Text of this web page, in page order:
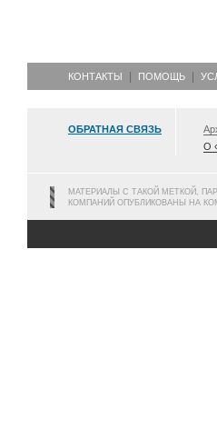
КОНТАКТЫ ПОМОЩЬ
ОБРАТНАЯ СВЯЗЬ
О
МАТЕРИАЛЫ С ТАКОЙ МЕТКОЙ,
КОМПАНИЙ ОПУБЛИКОВАНЫ НА